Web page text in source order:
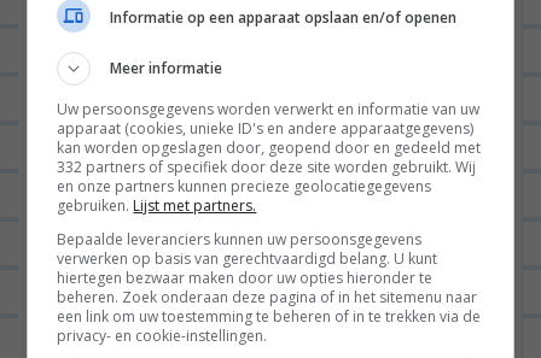
Dit had echt een hele leuke foto kunnen zijn van mij in een
lekker outfitje met een heerlijk stuk voedsel in een hip
Amsterdams buurtje, maar vaak als ik Jan vraag om even
een foto te maken, is dit het resultaat XD. Maar goed; hij
doet het wel <3.
Informatie op een apparaat opslaan en/of openen
Meer informatie
Uw persoonsgegevens worden verwerkt en informatie van uw
apparaat (cookies, unieke ID's en andere apparaatgegevens)
kan worden opgeslagen door, geopend door en gedeeld met
332 partners of specifiek door deze site worden gebruikt. Wij
en onze partners kunnen precieze geolocatiegegevens
gebruiken. Lijst met partners.
Bepaalde leveranciers kunnen uw persoonsgegevens
verwerken op basis van gerechtvaardigd belang. U kunt
hiertegen bezwaar maken door uw opties hieronder te
beheren. Zoek onderaan deze pagina of in het sitemenu naar
een link om uw toestemming te beheren of in te trekken via de
privacy- en cookie-instellingen.